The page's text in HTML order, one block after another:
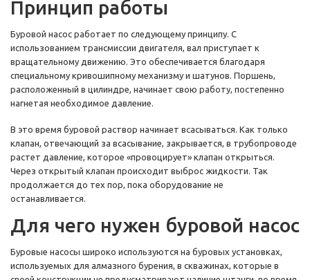
Принцип работы
Буровой насос работает по следующему принципу. С
использованием трансмиссии двигателя, вал приступает к
вращательному движению. Это обеспечивается благодаря
специальному кривошипному механизму и шатунов. Поршень,
расположенный в цилиндре, начинает свою работу, постепенно
нагнетая необходимое давление.
В это время буровой раствор начинает всасываться. Как только
клапан, отвечающий за всасывание, закрывается, в трубопроводе
растет давление, которое «провоцирует» клапан открыться.
Через открытый клапан происходит выброс жидкости. Так
продолжается до тех пор, пока оборудование не
останавливается.
Для чего нужен буровой насос
Буровые насосы широко используются на буровых установках,
используемых для алмазного бурения, в скважинах, которые в